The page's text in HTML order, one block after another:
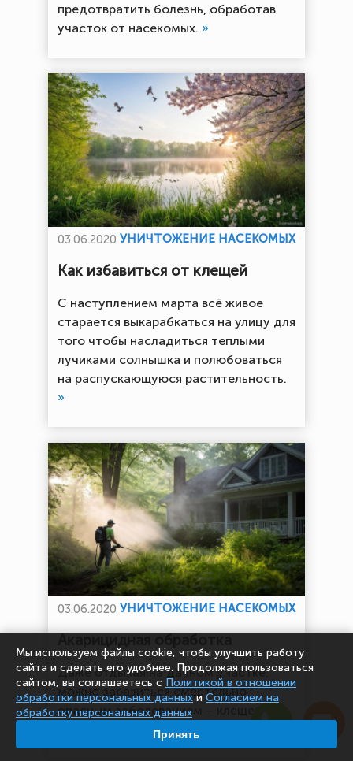
предотвратить болезнь, обработав
участок от насекомых. »
03.06.2020 УНИЧТОЖЕНИЕ НАСЕКОМЫХ
Как избавиться от клещей
С наступлением марта всё живое
старается выкарабкаться на улицу для
того чтобы насладиться теплыми
лучиками солнышка и полюбоваться
на распускающуюся растительность.
»
03.06.2020 УНИЧТОЖЕНИЕ НАСЕКОМЫХ
Даже отдыхая на дачном участке,
можно заразиться смертельно
опасным заболеванием – клещевым
»
Мы используем файлы cookie, чтобы улучшить работу
сайта и сделать его удобнее. Продолжая пользоваться
сайтом, вы соглашаетесь с Политикой в отношении
обработки персональных данных и Согласием на
обработку персональных данных
Принять